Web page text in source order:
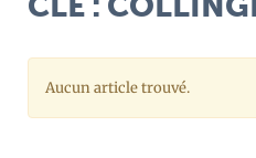
Aucun article trouvé.